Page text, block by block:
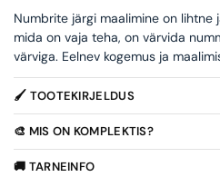
Numbrite järgi maalimine on lihtne
mida on vaja teha, on värvida
värviga. Eelnev kogemus ja
🖌️ TOOTEKIRJELDUS
🎨 MIS ON KOMPLEKTIS?
🚚 TARNEINFO